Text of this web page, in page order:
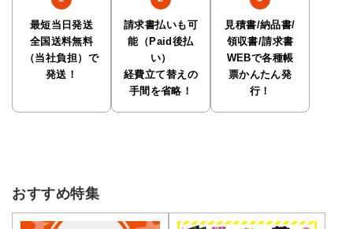
最短当日発送
全国送料無料
（当社負担）で
発送！
請求書払いも可
能（Paid後払
い）
経費立て替えの
手間を省略！
見積書/納品書/
領収書/請求書
WEBで各種帳
票かんたん発
行！
おすすめ特集